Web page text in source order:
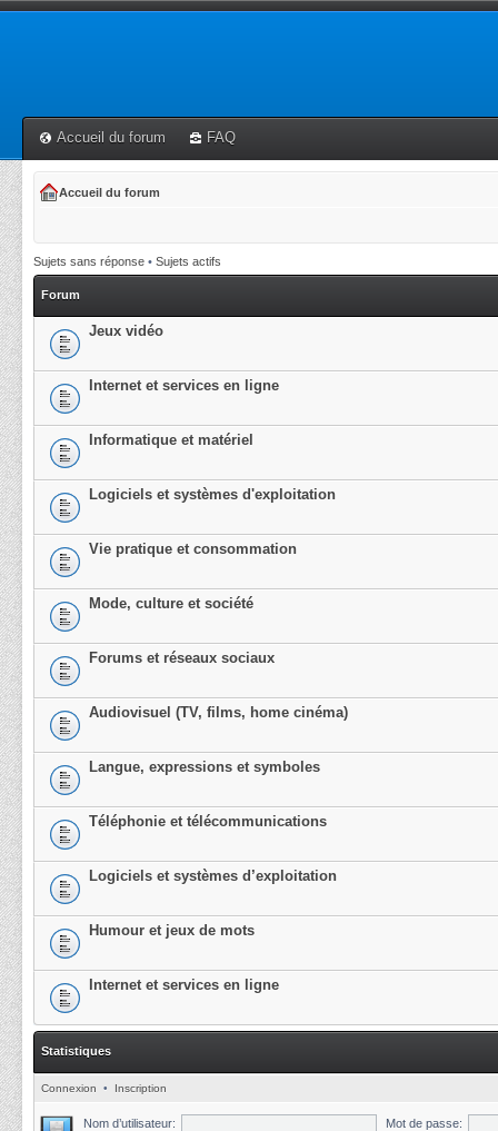
Accueil du forum FAQ
Accueil du forum
Sujets sans réponse • Sujets actifs
Forum
Jeux vidéo
Internet et services en ligne
Informatique et matériel
Logiciels et systèmes d'exploitation
Vie pratique et consommation
Mode, culture et société
Forums et réseaux sociaux
Audiovisuel (TV, films, home cinéma)
Langue, expressions et symboles
Téléphonie et télécommunications
Logiciels et systèmes d’exploitation
Humour et jeux de mots
Internet et services en ligne
Statistiques
Connexion • Inscription
Nom d’utilisateur: Mot de passe: